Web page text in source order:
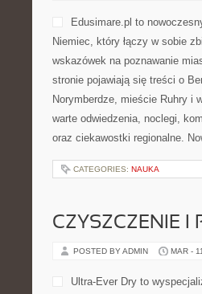
Edusimare.pl to
Niemiec, który łączy w sobie
wskazówek na poznawanie
stronie pojawiają się treści o
Norymberdze, mieście Ruhry i
warte odwiedzenia, noclegi,
oraz ciekawostki regionalne.
CATEGORIES: NAUKA
CZYSZCZENIE I
POSTED BY ADMIN MAR -
Ultra-Ever Dry to